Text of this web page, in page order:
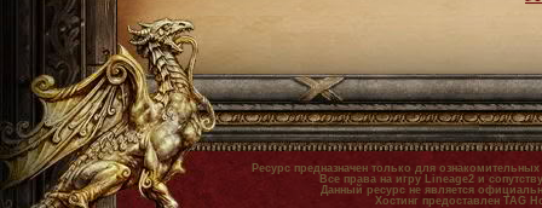
Ресурс предназначен только для
Все права на игру Lineage2 и
Данный ресурс не является
Хостинг предоставлен TAG